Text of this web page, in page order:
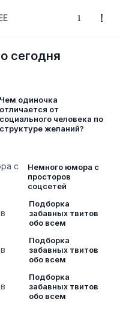
сегодня
Чем одиночка
отличается от
социального человека по
структуре желаний?
Немного юмора с
просторов
соцсетей
Подборка
забавных твитов
обо всем
Подборка
забавных твитов
обо всем
Подборка
забавных твитов
обо всем